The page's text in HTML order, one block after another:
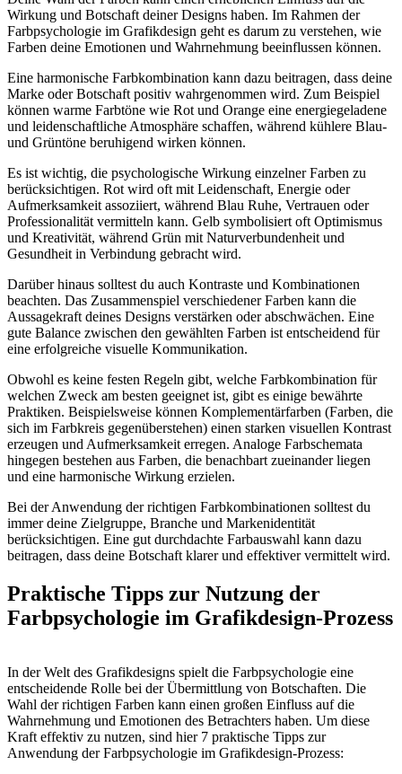
Wirkung und Botschaft deiner Designs haben. Im Rahmen der
Farbpsychologie im Grafikdesign geht es darum zu verstehen, wie
Farben deine Emotionen und Wahrnehmung beeinflussen können.
Eine harmonische Farbkombination kann dazu beitragen, dass deine
Marke oder Botschaft positiv wahrgenommen wird. Zum Beispiel
können warme Farbtöne wie Rot und Orange eine energiegeladene
und leidenschaftliche Atmosphäre schaffen, während kühlere Blau-
und Grüntöne beruhigend wirken können.
Es ist wichtig, die psychologische Wirkung einzelner Farben zu
berücksichtigen. Rot wird oft mit Leidenschaft, Energie oder
Aufmerksamkeit assoziiert, während Blau Ruhe, Vertrauen oder
Professionalität vermitteln kann. Gelb symbolisiert oft Optimismus
und Kreativität, während Grün mit Naturverbundenheit und
Gesundheit in Verbindung gebracht wird.
Darüber hinaus solltest du auch Kontraste und Kombinationen
beachten. Das Zusammenspiel verschiedener Farben kann die
Aussagekraft deines Designs verstärken oder abschwächen. Eine
gute Balance zwischen den gewählten Farben ist entscheidend für
eine erfolgreiche visuelle Kommunikation.
Obwohl es keine festen Regeln gibt, welche Farbkombination für
welchen Zweck am besten geeignet ist, gibt es einige bewährte
Praktiken. Beispielsweise können Komplementärfarben (Farben, die
sich im Farbkreis gegenüberstehen) einen starken visuellen Kontrast
erzeugen und Aufmerksamkeit erregen. Analoge Farbschemata
hingegen bestehen aus Farben, die benachbart zueinander liegen
und eine harmonische Wirkung erzielen.
Bei der Anwendung der richtigen Farbkombinationen solltest du
immer deine Zielgruppe, Branche und Markenidentität
berücksichtigen. Eine gut durchdachte Farbauswahl kann dazu
beitragen, dass deine Botschaft klarer und effektiver vermittelt wird.
Praktische Tipps zur Nutzung der
Farbpsychologie im Grafikdesign-Prozess
In der Welt des Grafikdesigns spielt die Farbpsychologie eine
entscheidende Rolle bei der Übermittlung von Botschaften. Die
Wahl der richtigen Farben kann einen großen Einfluss auf die
Wahrnehmung und Emotionen des Betrachters haben. Um diese
Kraft effektiv zu nutzen, sind hier 7 praktische Tipps zur
Anwendung der Farbpsychologie im Grafikdesign-Prozess: